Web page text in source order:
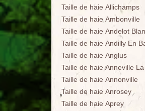
Taille de haie Allichamps
Taille de haie Ambonville
Taille de haie Andelot
Taille de haie Andilly En
Taille de haie Anglus
Taille de haie Anneville
Taille de haie Annonville
Taille de haie Anrosey
Taille de haie Aprey